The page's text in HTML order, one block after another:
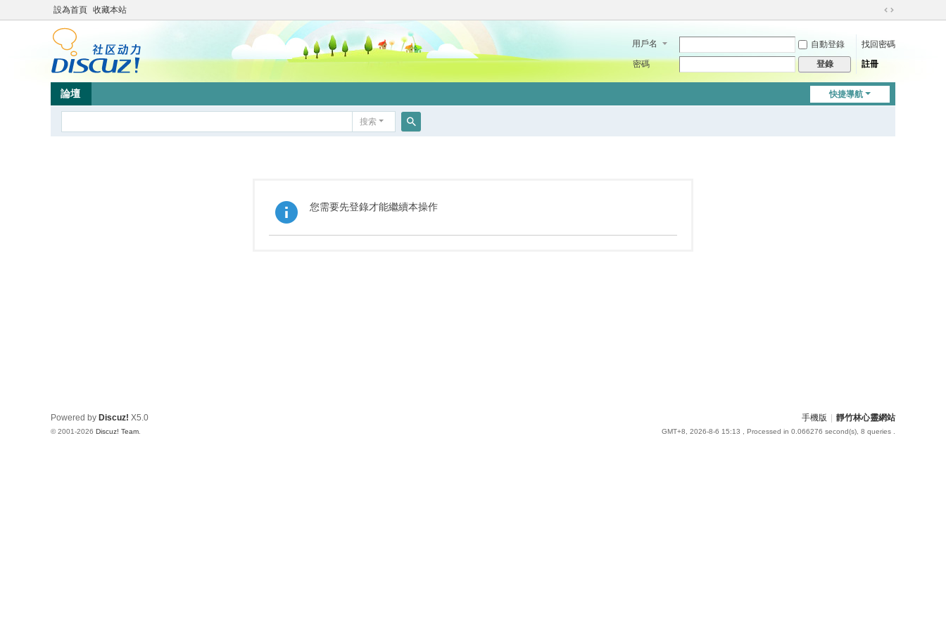
設為首頁 收藏本站
切
到
用戶名 自動登錄
找回密碼
密碼
登錄 註冊
快捷導航
論壇
搜索
您需要先登錄才能繼續本操作
手機版 靜竹林心靈網站
GMT+8, 2026-8-6 15:13 , Processed in 0.066276 second(s), 8 queries .
Powered by Discuz! X5.0
© 2001-2026 Discuz! Team